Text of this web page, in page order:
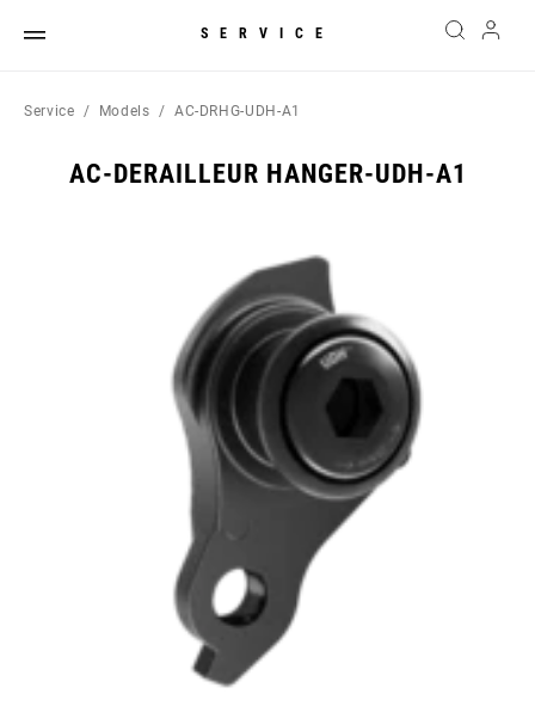
SERVICE
Service Models AC-DRHG-UDH-A1
AC-DERAILLEUR HANGER-UDH-A1